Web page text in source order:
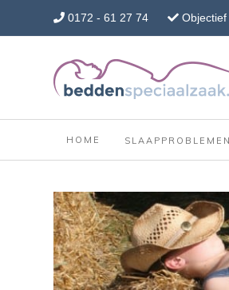
0172 - 61 27 74
HOME SLAAPPROBLEMEN